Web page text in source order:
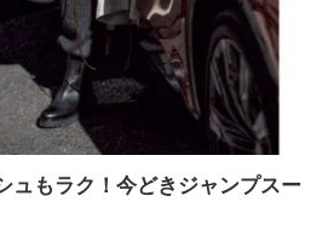
ュもラク！今どきジャンプスー